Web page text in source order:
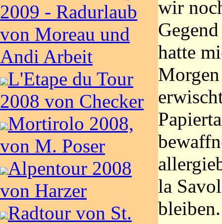
2009 - Radurlaub
von Moreau und
Andi Arbeit
L'Etape du Tour
2008 von Checker
Mortirolo 2008,
von M. Poser
Alpentour 2008
von Harzer
Radtour von St.
wir
hatte
la
bleiben.